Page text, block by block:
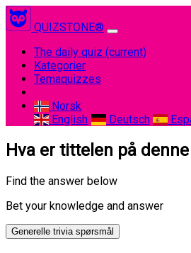
QUIZSTONE®
The daily quiz (current)
Kategorier
Temaquizzes
Norsk
English
Deutsch
Hva er tittelen på
Find the answer below
Bet your knowledge and answer
Generelle trivia spørsmål